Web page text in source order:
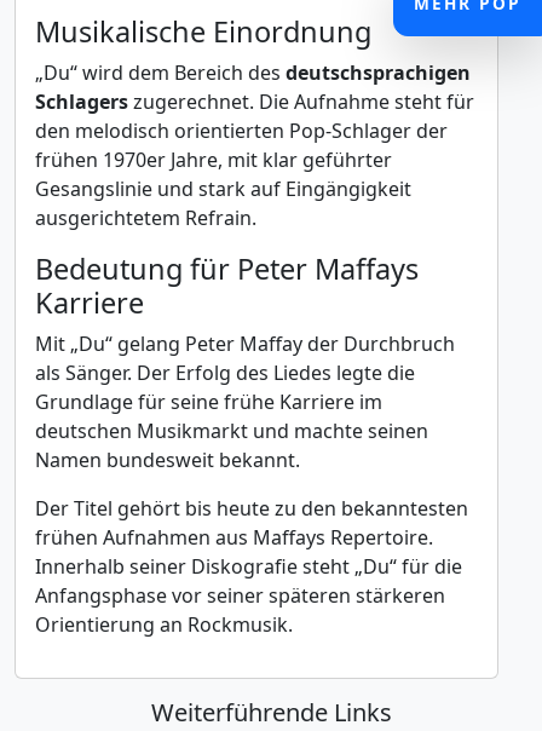
Musikalische Einordnung
„Du“ wird dem Bereich des deutschsprachigen
Schlagerszugerechnet. Die Aufnahme steht für
den melodisch orientierten Pop-Schlager der
frühen 1970er Jahre, mit klar geführter
Gesangslinie und stark auf Eingängigkeit
ausgerichtetem Refrain.
Bedeutung für Peter Maffays
Karriere
Mit „Du“ gelang Peter Maffay der Durchbruch
als Sänger. Der Erfolg des Liedes legte die
Grundlage für seine frühe Karriere im
deutschen Musikmarkt und machte seinen
Namen bundesweit bekannt.
Der Titel gehört bis heute zu den bekanntesten
frühen Aufnahmen aus Maffays Repertoire.
Innerhalb seiner Diskografie steht „Du“ für die
Anfangsphase vor seiner späteren stärkeren
Orientierung an Rockmusik.
Weiterführende Links